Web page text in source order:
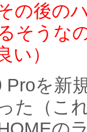
の後の
そうな
い）
Proを新
た（こ